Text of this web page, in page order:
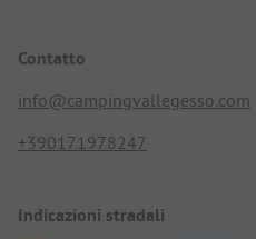
Contatto
info@campingvallegesso.com
+390171978247
Indicazioni stradali